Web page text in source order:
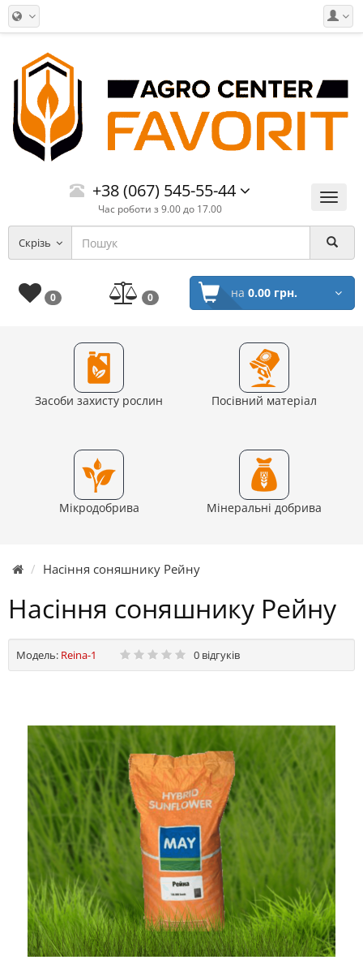
Меню
+38 (067) 545-55-44
Час роботи з 9.00 до 17.00
Скрізь
0 0 на 0.00 грн.
Засоби захисту рослин Посівний матеріал
Мікродобрива Мінеральні добрива
Насіння соняшнику Рейну
Насіння соняшнику Рейну
Модель: Reina-1 0 відгуків